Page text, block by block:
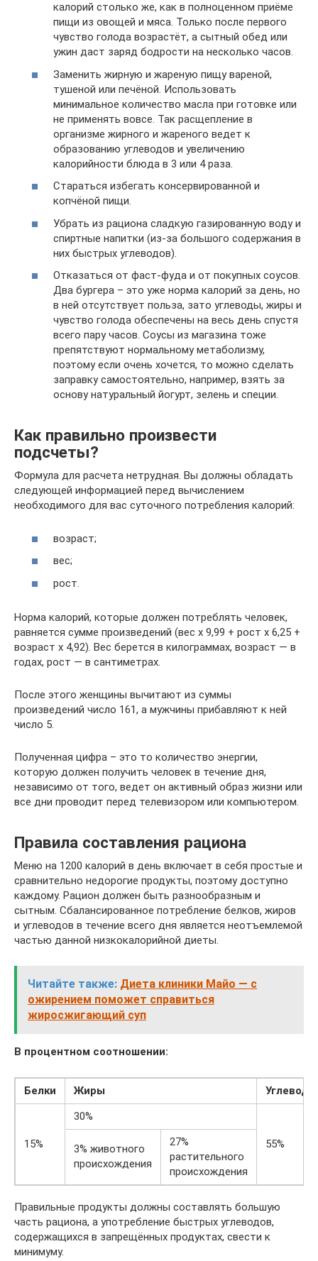
калорий столько же, как в полноценном приёме
пищи из овощей и мяса. Только после первого
чувство голода возрастёт, а сытный обед или
ужин даст заряд бодрости на несколько часов.
Заменить жирную и жареную пищу вареной,
тушеной или печёной. Использовать
минимальное количество масла при готовке или
не применять вовсе. Так расщепление в
организме жирного и жареного ведет к
образованию углеводов и увеличению
калорийности блюда в 3 или 4 раза.
Стараться избегать консервированной и
копчёной пищи.
Убрать из рациона сладкую газированную воду и
спиртные напитки (из-за большого содержания в
них быстрых углеводов).
Отказаться от фаст-фуда и от покупных соусов.
Два бургера – это уже норма калорий за день, но
в ней отсутствует польза, зато углеводы, жиры и
чувство голода обеспечены на весь день спустя
всего пару часов. Соусы из магазина тоже
препятствуют нормальному метаболизму,
поэтому если очень хочется, то можно сделать
заправку самостоятельно, например, взять за
основу натуральный йогурт, зелень и специи.
Как правильно произвести
подсчеты?
Формула для расчета нетрудная. Вы должны обладать
следующей информацией перед вычислением
необходимого для вас суточного потребления калорий:
возраст;
вес;
рост.
Норма калорий, которые должен потреблять человек,
равняется сумме произведений (вес х 9,99 + рост х 6,25 +
возраст х 4,92). Вес берется в килограммах, возраст — в
годах, рост — в сантиметрах.
После этого женщины вычитают из суммы
произведений число 161, а мужчины прибавляют к ней
число 5.
Полученная цифра – это то количество энергии,
которую должен получить человек в течение дня,
независимо от того, ведет он активный образ жизни или
все дни проводит перед телевизором или компьютером.
Правила составления рациона
Меню на 1200 калорий в день включает в себя простые и
сравнительно недорогие продукты, поэтому доступно
каждому. Рацион должен быть разнообразным и
сытным. Сбалансированное потребление белков, жиров
и углеводов в течение всего дня является неотъемлемой
частью данной низкокалорийной диеты.
Читайте также: Диета клиники Майо — с
ожирением поможет справиться
жиросжигающий суп
В процентном соотношении:
Белки Жиры
15%
30%
55%
3% животного
происхождения
27%
растительного
происхождения
Правильные продукты должны составлять большую
часть рациона, а употребление быстрых углеводов,
содержащихся в запрещённых продуктах, свести к
минимуму.